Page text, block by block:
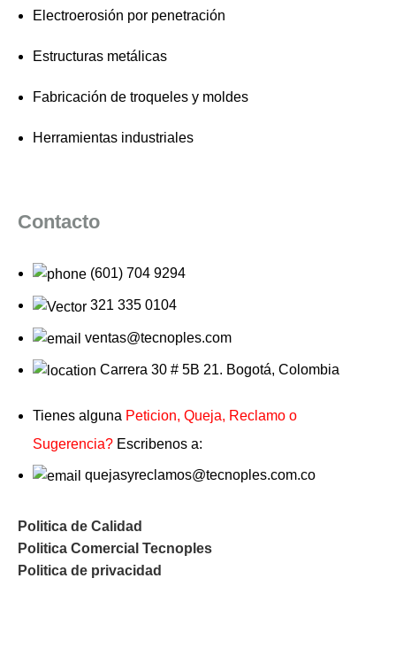
Electroerosión por penetración
Estructuras metálicas
Fabricación de troqueles y moldes
Herramientas industriales
Contacto
(601) 704 9294
321 335 0104
ventas@tecnoples.com
Carrera 30 # 5B 21. Bogotá, Colombia
Tienes alguna Peticion, Queja, Reclamo o
Sugerencia? Escribenos a:
quejasyreclamos@tecnoples.com.co
Politica de Calidad
Politica Comercial Tecnoples
Politica de privacidad